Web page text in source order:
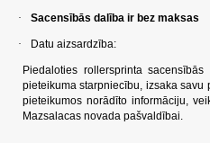
· Sacensībās dalība ir bez maksas
· Datu aizsardzība:
Piedaloties rollersprinta
pieteikuma starpniecību, izsaka savu
pieteikumos norādīto informāciju,
Mazsalacas novada pašvaldībai.